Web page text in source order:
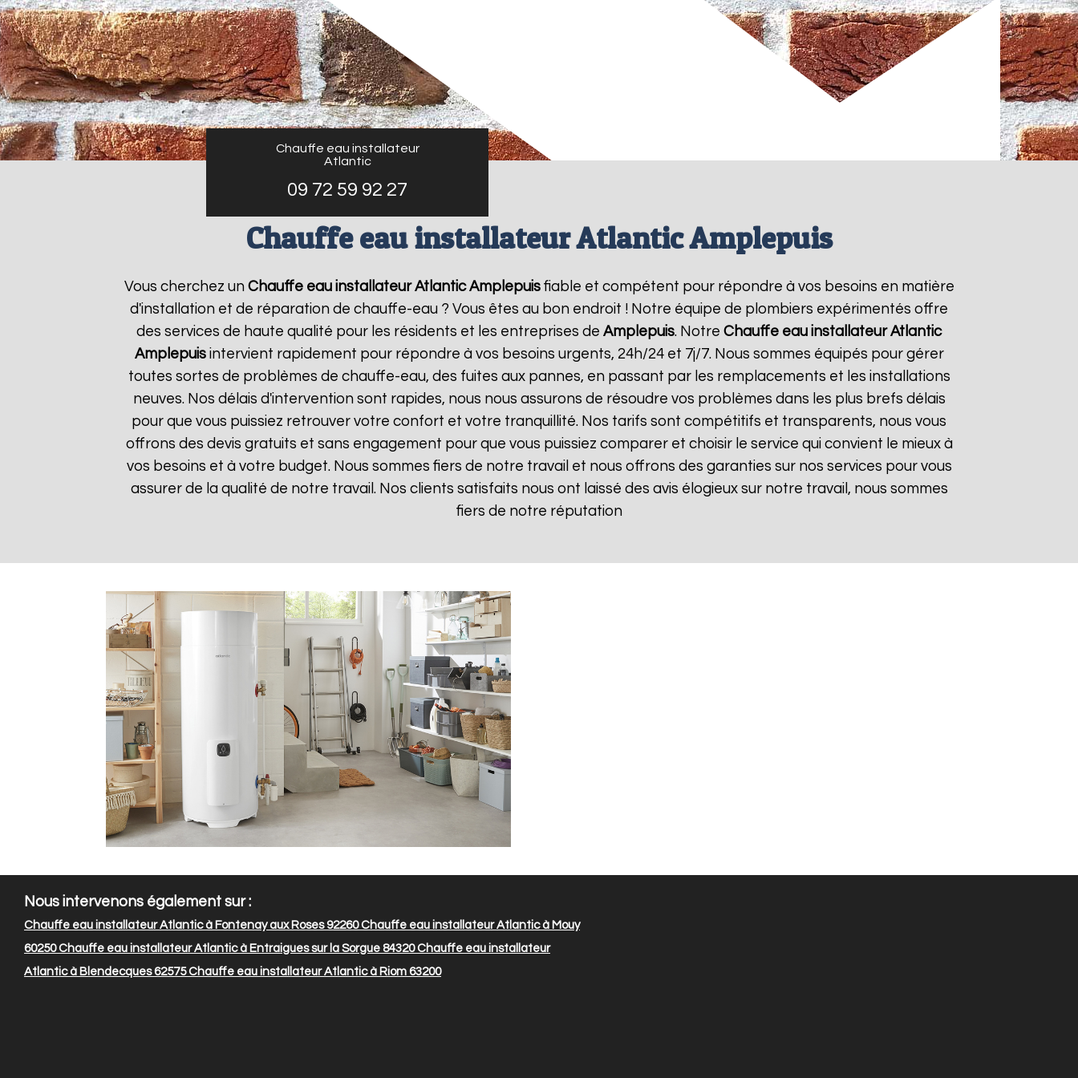
Chauffe eau installateur
Atlantic
09 72 59 92 27
Chauffe eau installateur Atlantic Amplepuis
Vous cherchez un Chauffe eau installateur Atlantic Amplepuisfiable et compétent pour répondre à vos besoins en matière
d'installation et de réparation de chauffe-eau ? Vous êtes au bon endroit ! Notre équipe de plombiers expérimentés offre
des services de haute qualité pour les résidents et les entreprises de Amplepuis. Notre Chauffe eau installateur Atlantic
Amplepuisintervient rapidement pour répondre à vos besoins urgents, 24h/24 et 7j/7. Nous sommes équipés pour gérer
toutes sortes de problèmes de chauffe-eau, des fuites aux pannes, en passant par les remplacements et les installations
neuves. Nos délais d'intervention sont rapides, nous nous assurons de résoudre vos problèmes dans les plus brefs délais
pour que vous puissiez retrouver votre confort et votre tranquillité. Nos tarifs sont compétitifs et transparents, nous vous
offrons des devis gratuits et sans engagement pour que vous puissiez comparer et choisir le service qui convient le mieux à
vos besoins et à votre budget. Nous sommes fiers de notre travail et nous offrons des garanties sur nos services pour vous
assurer de la qualité de notre travail. Nos clients satisfaits nous ont laissé des avis élogieux sur notre travail, nous sommes
fiers de notre réputation
Nous intervenons également sur :
Chauffe eau installateur Atlantic à Fontenay aux Roses 92260Chauffe eau installateur Atlantic à Mouy
60250Chauffe eau installateur Atlantic à Entraigues sur la Sorgue 84320Chauffe eau installateur
Atlantic à Blendecques 62575Chauffe eau installateur Atlantic à Riom 63200